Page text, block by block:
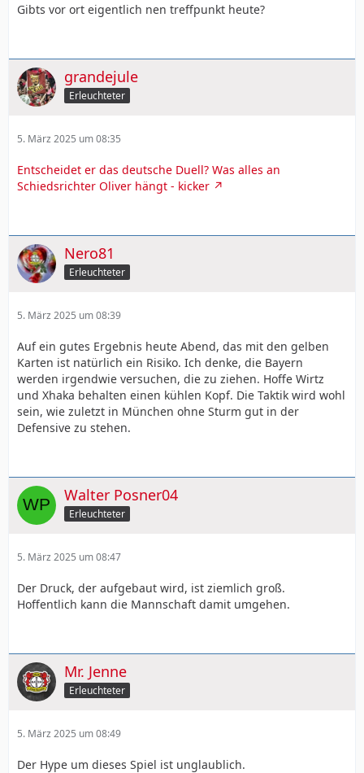
Gibts vor ort eigentlich nen treffpunkt heute?
grandejule
Erleuchteter
5. März 2025 um 08:35
Entscheidet er das deutsche Duell? Was alles an
Schiedsrichter Oliver hängt - kicker
Nero81
Erleuchteter
5. März 2025 um 08:39
Auf ein gutes Ergebnis heute Abend, das mit den gelben
Karten ist natürlich ein Risiko. Ich denke, die Bayern
werden irgendwie versuchen, die zu ziehen. Hoffe Wirtz
und Xhaka behalten einen kühlen Kopf. Die Taktik wird wohl
sein, wie zuletzt in München ohne Sturm gut in der
Defensive zu stehen.
Walter Posner04
Erleuchteter
5. März 2025 um 08:47
Der Druck, der aufgebaut wird, ist ziemlich groß.
Hoffentlich kann die Mannschaft damit umgehen.
Mr. Jenne
Erleuchteter
5. März 2025 um 08:49
Der Hype um dieses Spiel ist unglaublich.